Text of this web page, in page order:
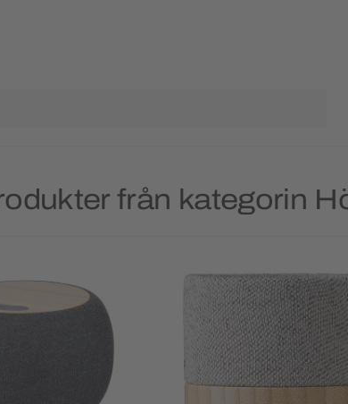
från kategorin